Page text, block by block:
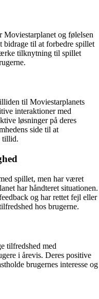
Moviestarplanet og følelsen
bidrage til at forbedre spillet
tilknytning til spillet
til Moviestarplanets
interaktioner med
løsninger på deres
side til at
tillid.
spillet, men har været
har håndteret situationen.
og har rettet fejl eller
hos brugerne.
tilfredshed med
i årevis. Deres positive
brugernes interesse og